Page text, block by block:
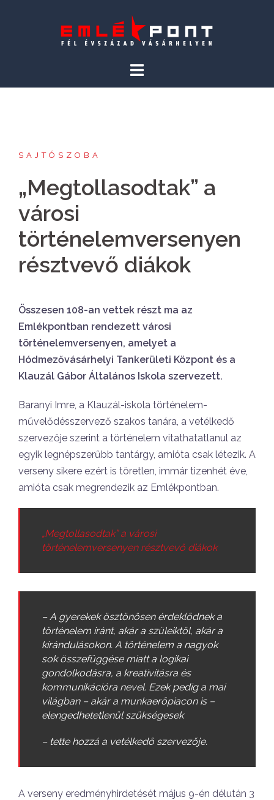
SAJTÓSZOBA
„Megtollasodtak” a
városi
történelemversenyen
résztvevő diákok
Összesen 108-an vettek részt ma az
Emlékpontban rendezett városi
történelemversenyen, amelyet a
Hódmezővásárhelyi Tankerületi Központ és a
Klauzál Gábor Általános Iskola szervezett.
Baranyi Imre, a Klauzál-iskola történelem-
művelődésszervező szakos tanára, a vetélkedő
szervezője szerint a történelem vitathatatlanul az
egyik legnépszerűbb tantárgy, amióta csak létezik. A
verseny sikere ezért is töretlen, immár tizenhét éve,
amióta csak megrendezik az Emlékpontban.
„Megtollasodtak” a városi
történelemversenyen résztvevő diákok
– A gyerekek ösztönösen érdeklődnek a
történelem iránt, akár a szüleiktől, akár a
kirándulásokon. A történelem a nagyok
sok összefüggése miatt a logikai
gondolkodásra, a kreativitásra és
kommunikációra nevel. Ezek pedig a mai
világban – akár a munkaerőpiacon is –
elengedhetetlenül szükségesek
– tette hozzá a vetélkedő szervezője.
A verseny eredményhirdetését május 9-én délután 3